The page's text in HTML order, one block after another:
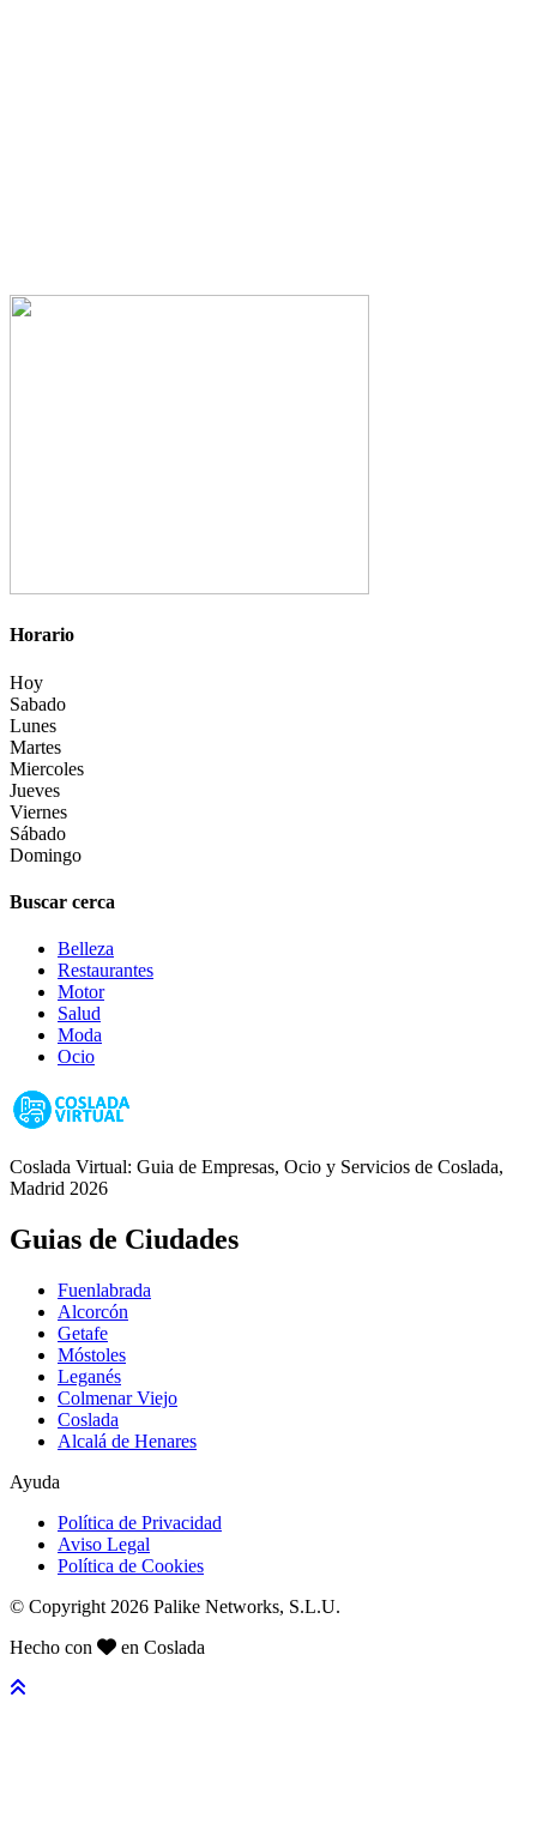
Horario
Hoy
Sabado
Lunes
Martes
Miercoles
Jueves
Viernes
Sábado
Domingo
Buscar cerca
Belleza
Restaurantes
Motor
Salud
Moda
Ocio
Coslada Virtual: Guia de Empresas, Ocio y Servicios de Coslada,
Madrid 2026
Guias de Ciudades
Fuenlabrada
Alcorcón
Getafe
Móstoles
Leganés
Colmenar Viejo
Coslada
Alcalá de Henares
Ayuda
Política de Privacidad
Aviso Legal
Política de Cookies
© Copyright 2026 Palike Networks, S.L.U.
Hecho con
en Coslada